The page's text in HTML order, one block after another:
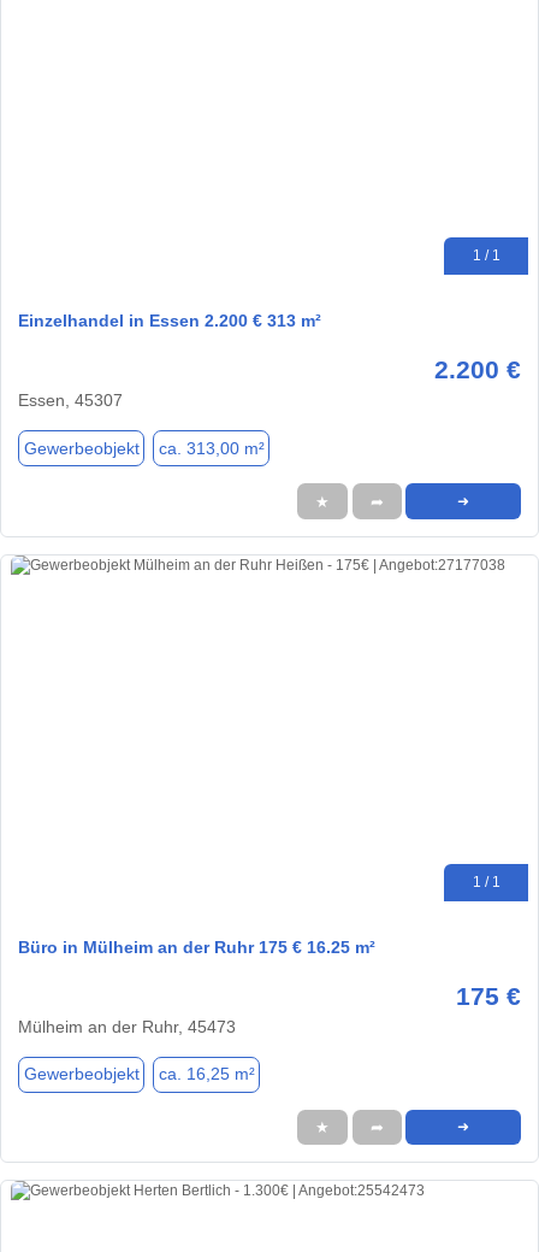
1 / 1
Einzelhandel in Essen 2.200 € 313 m²
2.200 €
Essen, 45307
Gewerbeobjekt ca. 313,00 m²
★ ➦ ➜
1 / 1
Büro in Mülheim an der Ruhr 175 € 16.25 m²
175 €
Mülheim an der Ruhr, 45473
Gewerbeobjekt ca. 16,25 m²
★ ➦ ➜